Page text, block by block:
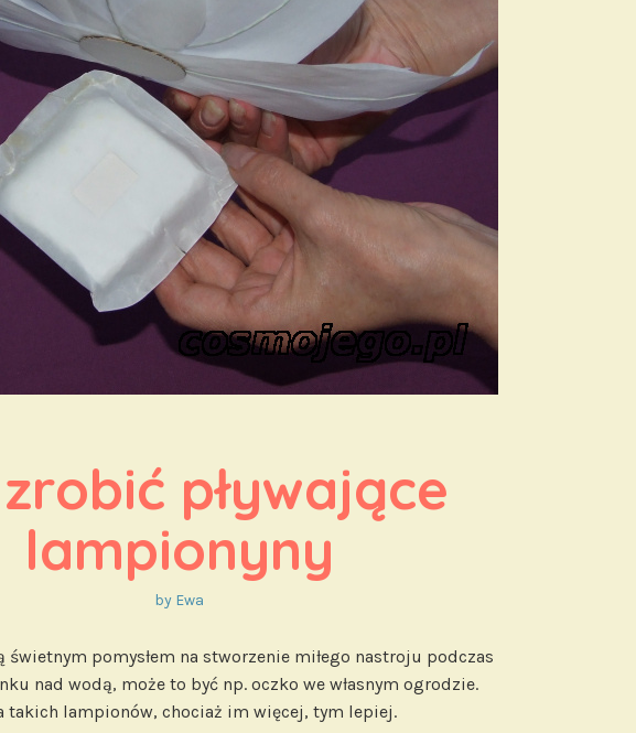
pływające
lampionyny
by Ewa
świetnym pomysłem na stworzenie miłego nastroju podczas
nad wodą, może to być np. oczko we własnym ogrodzie.
takich lampionów, chociaż im więcej, tym lepiej.